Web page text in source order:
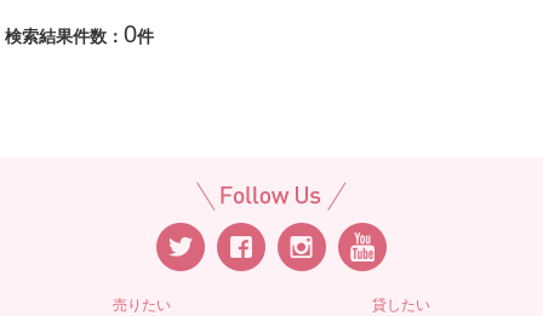
検索結果件数：0件
売りたい
貸したい